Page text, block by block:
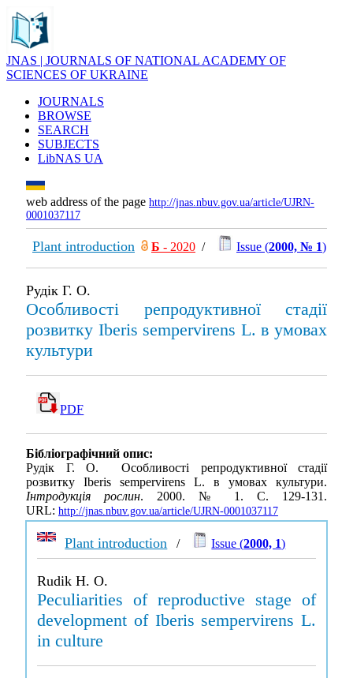
JNAS | JOURNALS OF NATIONAL ACADEMY OF
SCIENCES OF UKRAINE
JOURNALS
BROWSE
SEARCH
SUBJECTS
LibNAS UA
web address of the page http://jnas.nbuv.gov.ua/article/UJRN-
0001037117
Plant introduction Б - 2020 / Issue (2000, № 1)
Рудік Г. О.
Особливості репродуктивної стадії
розвитку Iberis sempervirens L. в умовах
культури
PDF
Бібліографічний опис:
Рудік Г. О. Особливості репродуктивної стадії
розвитку Iberis sempervirens L. в умовах культури.
Інтродукція рослин. 2000. № 1. С. 129-131.
URL: http://jnas.nbuv.gov.ua/article/UJRN-0001037117
Plant introduction / Issue (2000, 1)
Rudik H. O.
Peculiarities of reproductive stage of
development of Iberis sempervirens L.
in culture